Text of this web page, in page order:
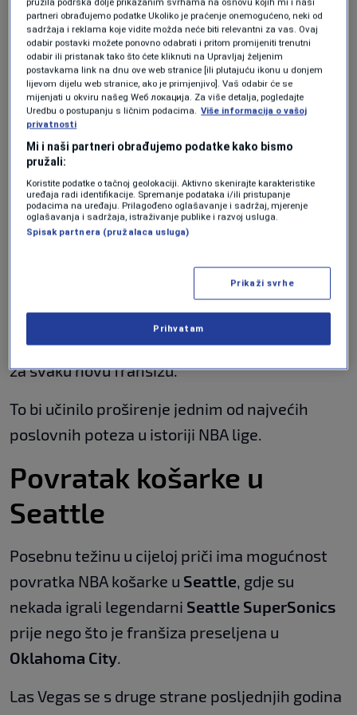
ozbiljan korak u tom smjeru.
Ukoliko vlasnici klubova daju zeleno svjetlo,
NBA će započeti procesanalize tržišta i
prikupljanja ponuda za nove franšize.
Za konačnu odluku potrebna je podrška
najmanje
Ogroman interes
Prema procjenama stručnjaka iz sportskog
biznisa, potencijalni investitori mogli bi
ponuditi izmeđusedam i deset milijardi dolara
za svaku novu franšizu.
To bi učinilo proširenje jednim od najvećih
poslovnih poteza u istoriji NBA lige.
Povratak košarke u
Seattle
Posebnu težinu u cijeloj priči ima mogućnost
povratka NBA košarke u Seattle, gdje su
nekada igrali legendarni Seattle SuperSonics
prije nego što je franšiza preseljena u
Oklahoma City.
Las Vegas se s druge strane posljednjih godina
pružila podrška dolje prikazanim svrhama na osnovu kojih mi i naši
partneri obrađujemo podatke Ukoliko je praćenje onemogućeno, neki od
sadržaja i reklama koje vidite možda neće biti relevantni za vas. Ovaj
odabir postavki možete ponovno odabrati i pritom promijeniti trenutni
odabir ili pristanak tako što ćete kliknuti na Upravljaj željenim
postavkama link na dnu ove web stranice [ili plutajuću ikonu u donjem
lijevom dijelu web stranice, ako je primjenjivo]. Vaš odabir će se
mijenjati u okviru našeg Wеб локација. Za više detalja, pogledajte
Uredbu o postupanju s ličnim podacima. Više informacija o vašoj
privatnosti
Mi i naši partneri obrađujemo podatke kako bismo
pružali:
Koristite podatke o tačnoj geolokaciji. Aktivno skenirajte karakteristike
uređaja radi identifikacije. Spremanje podataka i/ili pristupanje
podacima na uređaju. Prilagođeno oglašavanje i sadržaj, mjerenje
oglašavanja i sadržaja, istraživanje publike i razvoj usluga.
Spisak partnera (pružalaca usluga)
Prikaži svrhe
Prihvatam